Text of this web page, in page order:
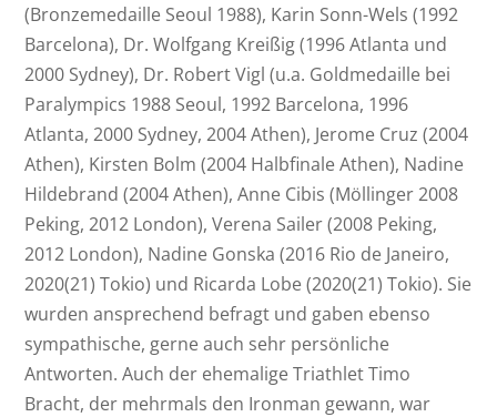
(Bronzemedaille Seoul 1988), Karin Sonn-Wels (1992
Barcelona), Dr. Wolfgang Kreißig (1996 Atlanta und
2000 Sydney), Dr. Robert Vigl (u.a. Goldmedaille bei
Paralympics 1988 Seoul, 1992 Barcelona, 1996
Atlanta, 2000 Sydney, 2004 Athen), Jerome Cruz (2004
Athen), Kirsten Bolm (2004 Halbfinale Athen), Nadine
Hildebrand (2004 Athen), Anne Cibis (Möllinger 2008
Peking, 2012 London), Verena Sailer (2008 Peking,
2012 London), Nadine Gonska (2016 Rio de Janeiro,
2020(21) Tokio) und Ricarda Lobe (2020(21) Tokio). Sie
wurden ansprechend befragt und gaben ebenso
sympathische, gerne auch sehr persönliche
Antworten. Auch der ehemalige Triathlet Timo
Bracht, der mehrmals den Ironman gewann, war